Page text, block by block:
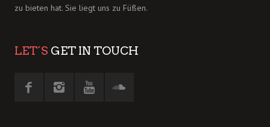
zu bieten hat. Sie liegt uns zu Füßen.
LET´S GET IN TOUCH